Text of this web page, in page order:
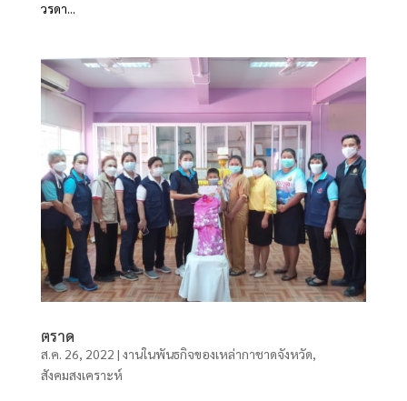
วรดา...
ตราด
ส.ค. 26, 2022 | งานในพันธกิจของเหล่ากาชาดจังหวัด,
สังคมสงเคราะห์